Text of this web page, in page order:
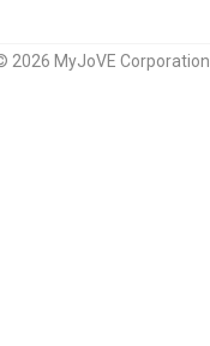
2026 MyJoVE